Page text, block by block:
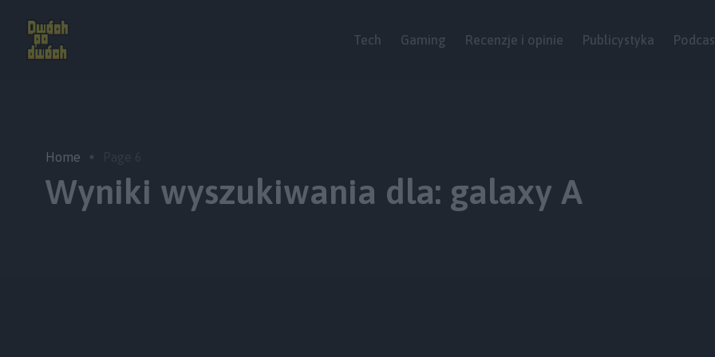
Tech Gaming Recenzje i opinie Publicystyka
Home
Wyniki wyszukiwania dla: galaxy A